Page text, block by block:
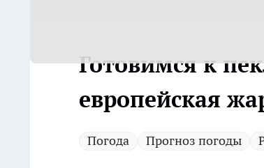
Готовимся к
европейская
Погода Прогноз погоды